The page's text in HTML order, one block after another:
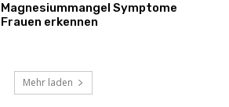
Magnesiummangel Symptome
Frauen erkennen
Mehr laden